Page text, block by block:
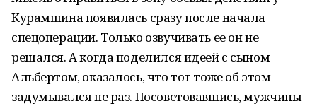
Курамшина появилась сразу после начала
спецоперации. Только озвучивать ее он не
решался. А когда поделился идеей с сыном
Альбертом, оказалось, что тот тоже об этом
задумывался не раз. Посоветовавшись, мужчины